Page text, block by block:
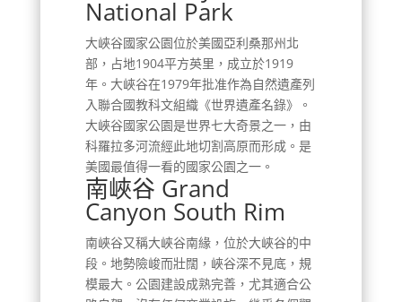
National Park
大峽谷國家公園位於美國亞利桑那州北
部，占地1904平方英里，成立於1919
年。大峽谷在1979年批准作為自然遺產列
入聯合國教科文組織《世界遺產名錄》。
大峽谷國家公園是世界七大奇景之一，由
科羅拉多河流經此地切割高原而形成。是
美國最值得一看的國家公園之一。
南峽谷 Grand
Canyon South Rim
南峽谷又稱大峽谷南緣，位於大峽谷的中
段。地勢險峻而壯闊，峽谷深不見底，規
模最大。公園建設成熟完善，尤其適合公